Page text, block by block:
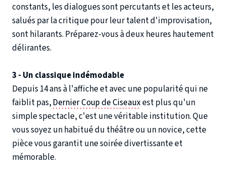
constants, les dialogues sont percutants et les acteurs,
salués par la critique pour leur talent d'improvisation,
sont hilarants. Préparez-vous à deux heures hautement
délirantes.
3 - Un classique indémodable
Depuis 14 ans à l'affiche et avec une popularité qui ne
faiblit pas, Dernier Coup de Ciseauxest plus qu'un
simple spectacle, c'est une véritable institution. Que
vous soyez un habitué du théâtre ou un novice, cette
pièce vous garantit une soirée divertissante et
mémorable.